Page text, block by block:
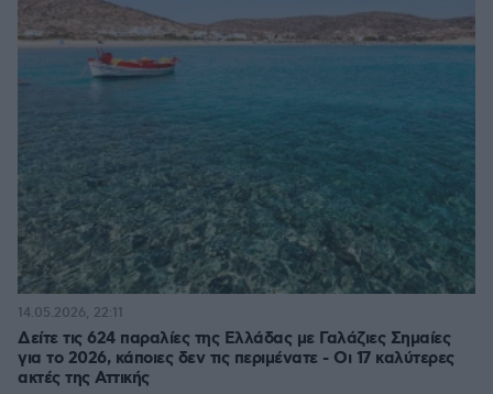
Δείτε τις 624 παραλίες της Ελλάδας με Γαλάζιες Σημαίες
για το 2026, κάποιες δεν τις περιμένατε - Οι 17 καλύτερες
ακτές της Αττικής
14.05.2026, 22:11